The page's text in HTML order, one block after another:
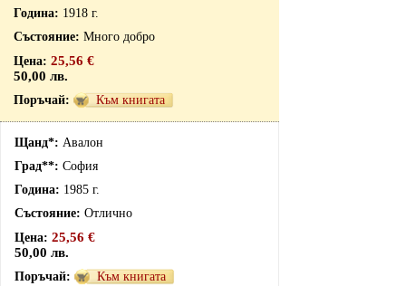
1918 г.
Много добро
25,56 €
50,00 лв.
Към книгата
Авалон
София
1985 г.
Отлично
25,56 €
50,00 лв.
Към книгата